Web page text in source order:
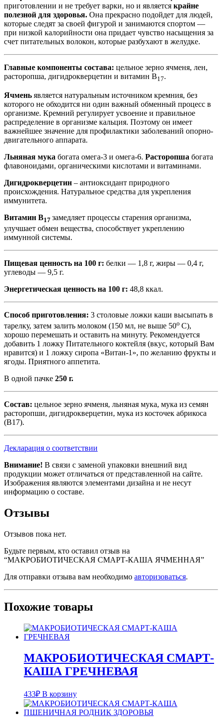
приготовлении и не требует варки, но и является крайне
полезной для здоровья. Она прекрасно подойдет для людей,
которые следят за своей фигурой и занимаются спортом —
при низкой калорийности она придает чувство насыщения за
счет питательных волокон, которые разбухают в желудке.
Главные компоненты состава: цельное зерно ячменя, лен,
расторопша, дигидрокверцетин и витамин В17.
Ячмень является натуральным источником кремния, без
которого не обходится ни один важный обменный процесс в
организме. Кремний регулирует усвоение и правильное
распределение в организме кальция. Поэтому он имеет
важнейшее значение для профилактики заболеваний опорно-
двигательного аппарата.
Льняная мука богата омега-3 и омега-6. Расторопша богата
флавоноидами, органическими кислотами и витаминами.
Дигидрокверцетин ‒ антиоксидант природного
происхождения. Натуральное средства для укрепления
иммунитета.
Витамин В17 замедляет процессы старения организма,
улучшает обмен вещества, способствует укреплению
иммунной системы.
Пищевая ценность на 100 г: белки — 1,8 г, жиры — 0,4 г,
углеводы — 9,5 г.
Энергетическая ценность на 100 г: 48,8 ккал.
Способ приготовления: 3 столовые ложки каши высыпать в
тарелку, затем залить молоком (150 мл, не выше 50о C),
хорошо перемешать и оставить на минуту. Рекомендуется
добавить 1 ложку Питательного коктейля (вкус, который Вам
нравится) и 1 ложку сиропа «Витан-1», по желанию фрукты и
ягоды. Приятного аппетита.
В одной пачке 250 г.
Состав: цельное зерно ячменя, льняная мука, мука из семян
расторопши, дигидрокверцетин, мука из косточек абрикоса
(В17).
Декларация о соответствии
Внимание! В связи с заменой упаковки внешний вид
продукции может отличаться от представленной на сайте.
Изображения являются элементами дизайна и не несут
информацию о составе.
Отзывы
Отзывов пока нет.
Будьте первым, кто оставил отзыв на
“МАКРОБИОТИЧЕСКАЯ СМАРТ-КАША ЯЧМЕННАЯ”
Для отправки отзыва вам необходимо авторизоваться.
Похожие товары
МАКРОБИОТИЧЕСКАЯ СМАРТ-
КАША ГРЕЧНЕВАЯ
433₽ В корзину